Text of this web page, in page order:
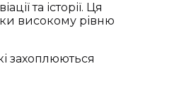
та історії. Ця
високому рівню
захоплюються